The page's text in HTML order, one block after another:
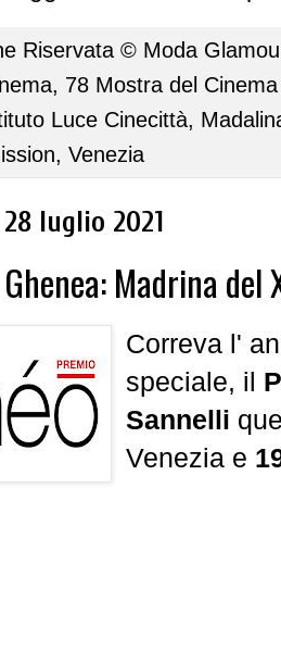
Riservata © Moda
, 78 Mostra del
Luce Cinecittà,
, Venezia
luglio 2021
Madrina del
Correva l'
speciale, il
Sannelli
Venezia e